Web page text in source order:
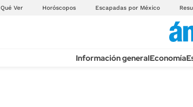
Qué Ver Horóscopos Escapadas por México
Información generalEconomía